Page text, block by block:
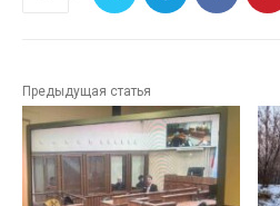
Предыдущая статья